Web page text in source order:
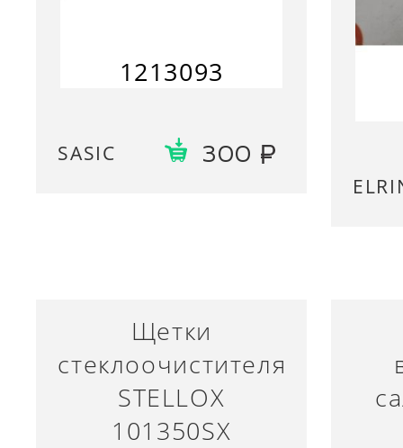
1213093
SASIC 300
Щетки
стеклоочистителя
STELLOX
101350SX